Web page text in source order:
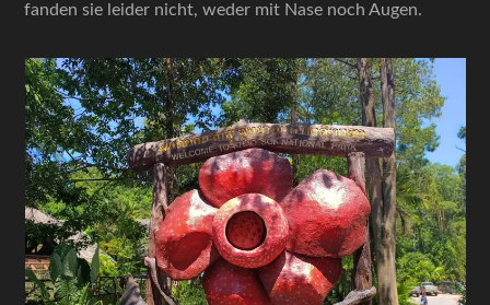
fanden sie leider nicht, weder mit Nase noch Augen.